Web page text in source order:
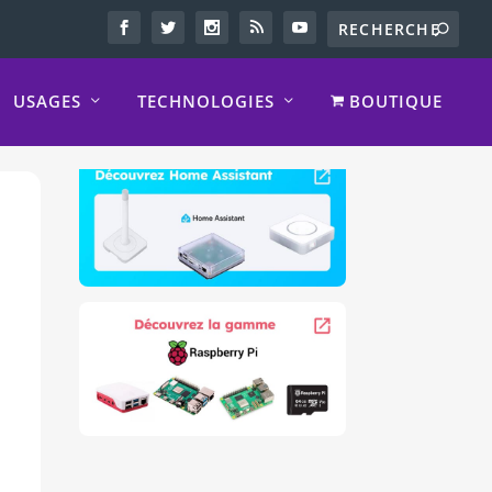
USAGES TECHNOLOGIES BOUTIQUE